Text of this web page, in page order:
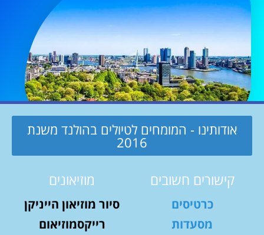
אודותינו - המומחים לטיולים בהולנד משנת
2016
קישורים חשובים
כרטיסים
מסעדות
מוזיאונים
סיור מוזיאון הייניקן
רייקסמוזיאום